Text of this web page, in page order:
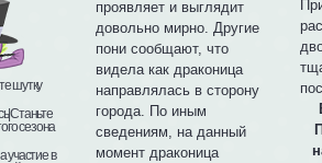
проявляет и выглядит
довольно мирно. Другие
пони сообщают, что
видела как драконица
направлялась в сторону
города. По иным
сведениям, на данный
момент драконица